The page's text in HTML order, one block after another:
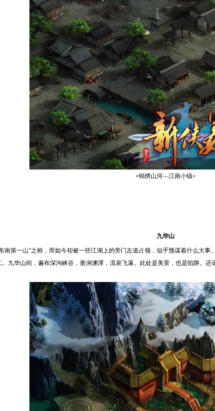
<锦绣山河—江南小镇>
九华山
南第一山”之称，而如今却被一些江湖上的旁门左道占领，似乎预谋着什么大
九华山间，遍布深沟峡谷，垂涧渊潭，流泉飞瀑。此处是美景，也是陷阱。还